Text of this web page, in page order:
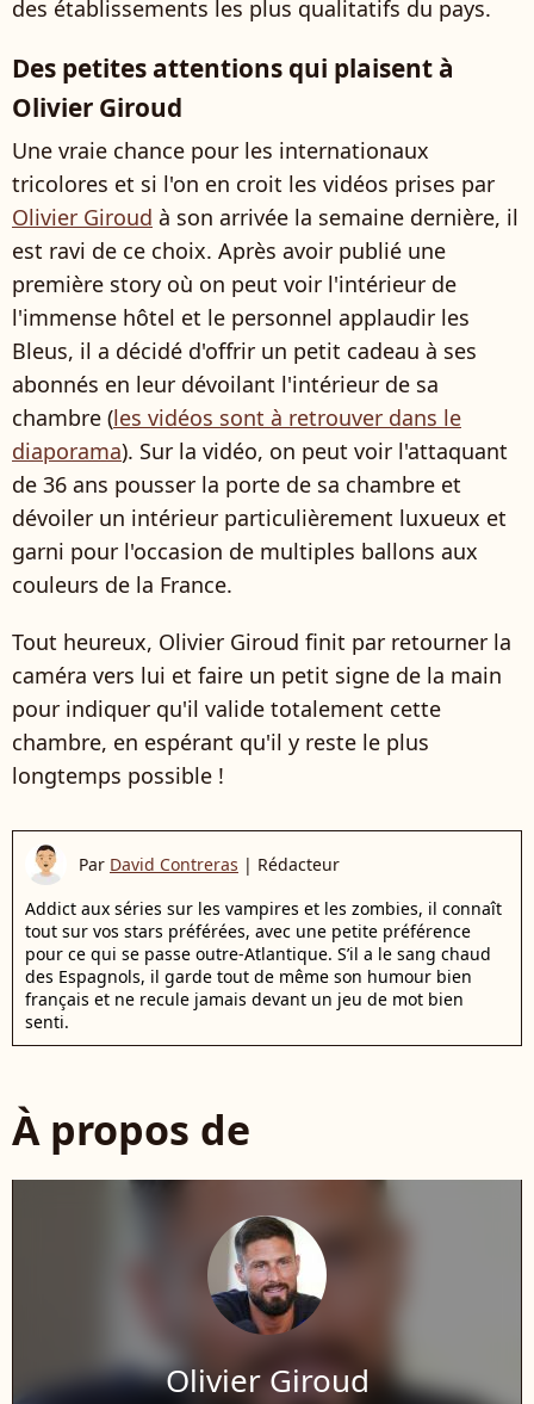
des établissements les plus qualitatifs du pays.
Des petites attentions qui plaisent à
Olivier Giroud
Une vraie chance pour les internationaux
tricolores et si l'on en croit les vidéos prises par
Olivier Giroud à son arrivée la semaine dernière, il
est ravi de ce choix. Après avoir publié une
première story où on peut voir l'intérieur de
l'immense hôtel et le personnel applaudir les
Bleus, il a décidé d'offrir un petit cadeau à ses
abonnés en leur dévoilant l'intérieur de sa
chambre (les vidéos sont à retrouver dans le
diaporama). Sur la vidéo, on peut voir l'attaquant
de 36 ans pousser la porte de sa chambre et
dévoiler un intérieur particulièrement luxueux et
garni pour l'occasion de multiples ballons aux
couleurs de la France.
Tout heureux, Olivier Giroud finit par retourner la
caméra vers lui et faire un petit signe de la main
pour indiquer qu'il valide totalement cette
chambre, en espérant qu'il y reste le plus
longtemps possible !
Par David Contreras | Rédacteur
Addict aux séries sur les vampires et les zombies, il connaît
tout sur vos stars préférées, avec une petite préférence
pour ce qui se passe outre-Atlantique. S’il a le sang chaud
des Espagnols, il garde tout de même son humour bien
français et ne recule jamais devant un jeu de mot bien
senti.
À propos de
Olivier Giroud